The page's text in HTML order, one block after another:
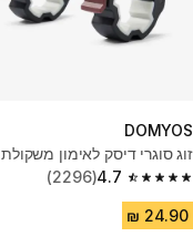
DOMYOS
זוג סוגרי דיסק לאימון משקולת
4.7
4.7 out of 5 stars from 2296 reviews
(2296)